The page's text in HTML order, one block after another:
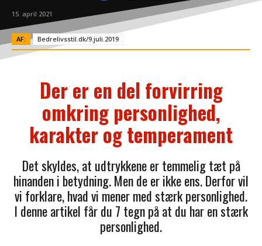
15. april 2021
AF: Bedrelivsstil.dk/9.juli.2019
Der er en del forvirring
omkring personlighed,
karakter og temperament
Det skyldes, at udtrykkene er temmelig tæt på
hinanden i betydning. Men de er ikke ens. Derfor vil
vi forklare, hvad vi mener med stærk personlighed.
I denne artikel får du 7 tegn på at du har en stærk
personlighed.